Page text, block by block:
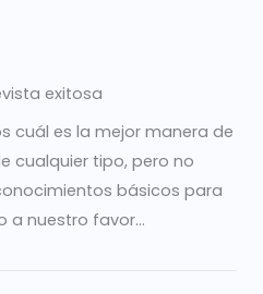
exitosa
cuál es la mejor manera de
cualquier tipo, pero no
básicos para
a nuestro favor...